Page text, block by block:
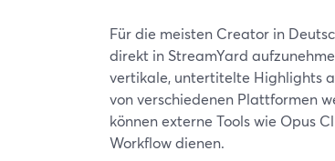
Für die meisten Creator in
direkt in StreamYard
vertikale, untertitelte Highlights
von verschiedenen Plattformen
können externe Tools wie Opus
Workflow dienen.